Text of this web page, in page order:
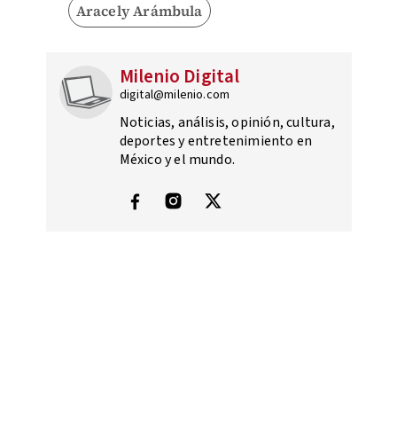
Aracely Arámbula
Milenio Digital
digital@milenio.com
Noticias, análisis, opinión, cultura,
deportes y entretenimiento en
México y el mundo.